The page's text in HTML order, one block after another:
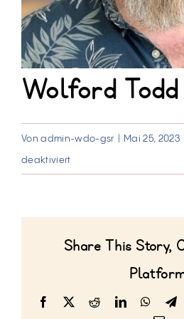
Wolford Todd
Vonadmin-wdo-gsr Mai 25, 2023
deaktiviertfür
Share This Story,
Facebook RedditLinkedIn